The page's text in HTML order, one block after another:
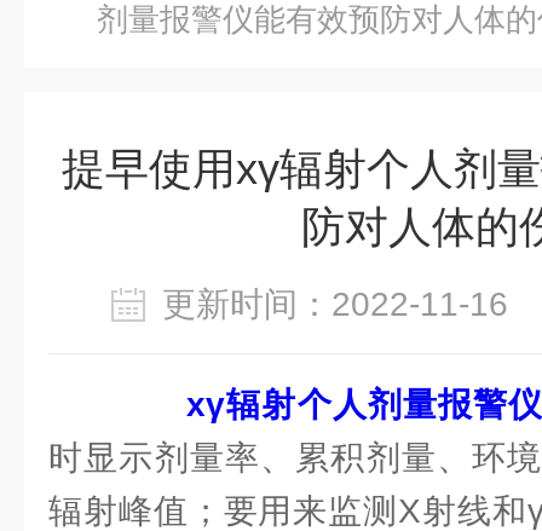
剂量报警仪能有效预防对人体
提早使用xγ辐射个人剂
防对人体的
更新时间：2022-11-
xγ辐射个人剂量报警
时显示剂量率、累积剂量、环
辐射峰值；要用来监测X射线和